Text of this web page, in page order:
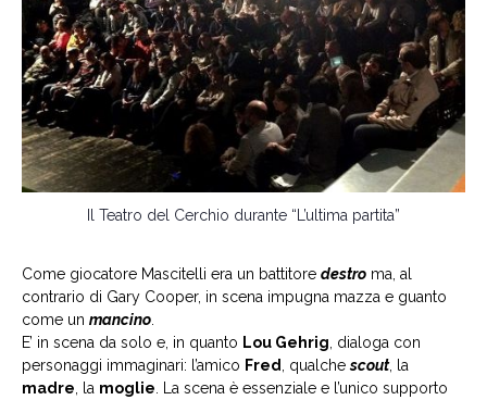
Il Teatro del Cerchio durante “L’ultima partita”
Come giocatore Mascitelli era un battitore destro ma, al
contrario di Gary Cooper, in scena impugna mazza e guanto
come un mancino
E’ in scena da solo e, in quanto Lou Gehrig , dialoga con
personaggi immaginari: l’amico Fred , qualchescout, la
madre , la moglie . La scena è essenziale e l’unico supporto